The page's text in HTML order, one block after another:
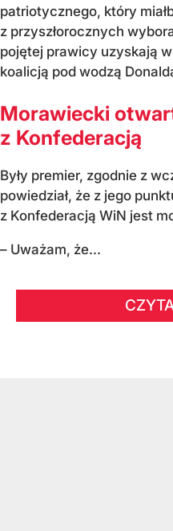
patriotycznego, który
z przyszłorocznych
pojętej prawicy uzyskają
koalicją pod wodzą
Morawiecki
z Konfederacją
Były premier, zgodnie z
powiedział, że z jego
z Konfederacją WiN jest
– Uważam, że...